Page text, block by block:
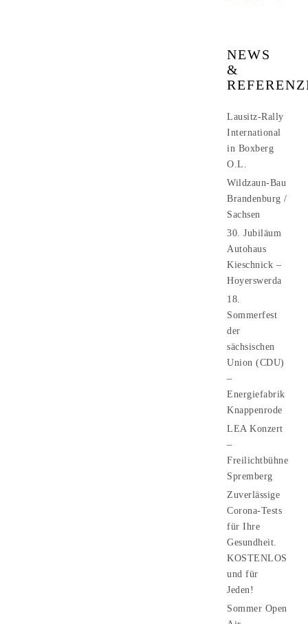
NEWS
&
Lausitz-Rally
International
in Boxberg
O.L.
Wildzaun-Bau
Brandenburg /
Sachsen
30. Jubiläum
Autohaus
Kieschnick –
Hoyerswerda
18.
Sommerfest
der
sächsischen
Union (CDU)
–
Energiefabrik
Knappenrode
LEA Konzert
–
Freilichtbühne
Spremberg
Zuverlässige
Corona-Tests
für Ihre
Gesundheit.
KOSTENLOS
und für
Jeden!
Sommer Open